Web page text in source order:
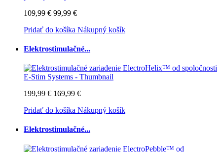
109,99 € 99,99 €
Pridať do košíka Nákupný košík
Elektrostimulačné...
199,99 € 169,99 €
Pridať do košíka Nákupný košík
Elektrostimulačné...